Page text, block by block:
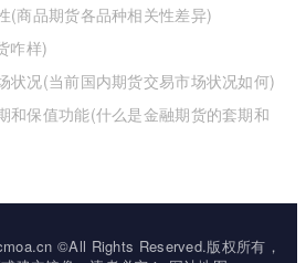
(商品期货各品种相关性差异)
咋样)
状况(当前国内期货交易市场状况如何)
和保值功能(什么是金融期货的套期和
©All Rights Reserved.版权所有，